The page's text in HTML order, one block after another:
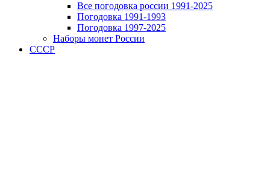
Все погодовка россии 1991-2025
Погодовка 1991-1993
Погодовка 1997-2025
Наборы монет России
СССР